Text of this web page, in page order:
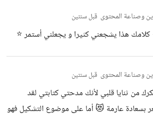
وصناعة المحتوى قبل سنتين
هذا يشجعني كثيرا و يجعلني أستمر ⭐
وصناعة المحتوى قبل سنتين
من ثنايا قلبي لأنك مدحتي كتابتي لقد
بسعادة عارمة 😻 أما على موضوع التشكيل فهو